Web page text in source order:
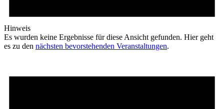
Hinweis
Es wurden keine Ergebnisse für diese Ansicht gefunden. Hier geht
es zu den nächsten bevorstehenden Veranstaltungen.